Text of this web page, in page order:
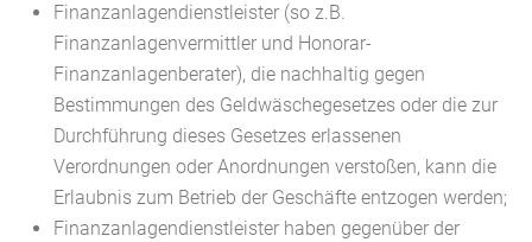
Finanzanlagendienstleister (so z.B.
Finanzanlagenvermittler und Honorar-
Finanzanlagenberater), die nachhaltig gegen
Bestimmungen des Geldwäschegesetzes oder die zur
Durchführung dieses Gesetzes erlassenen
Verordnungen oder Anordnungen verstoßen, kann die
Erlaubnis zum Betrieb der Geschäfte entzogen werden;
Finanzanlagendienstleister haben gegenüber der